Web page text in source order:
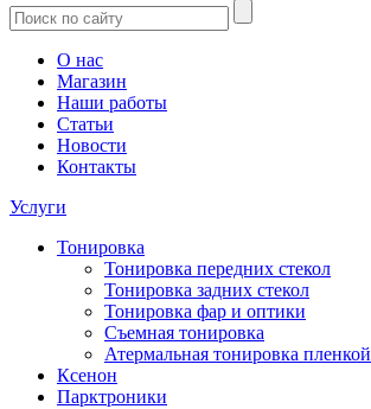
О нас
Магазин
Наши работы
Статьи
Новости
Контакты
Услуги
Тонировка
Тонировка передних стекол
Тонировка задних стекол
Тонировка фар и оптики
Съемная тонировка
Атермальная тонировка пленкой
Ксенон
Парктроники